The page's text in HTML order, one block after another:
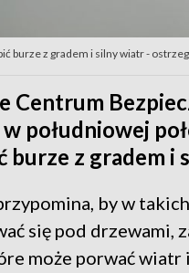
burze z gradem i silny wiatr -
Centrum
południowej
burze z gradem i
by w
się pod drzewami,
może porwać wiatr